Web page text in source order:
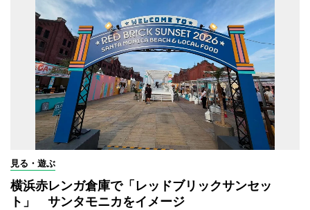
見る・遊ぶ
横浜赤レンガ倉庫で「レッドブリックサンセッ
ト」 サンタモニカをイメージ